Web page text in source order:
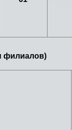
филиалов)